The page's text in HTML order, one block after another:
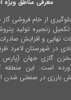
معرفی مناطق ویژه
از خام فروشی
زنجیره تولید
در شهرستان لامرد
مخزن گازی جهان
است. این منطقه